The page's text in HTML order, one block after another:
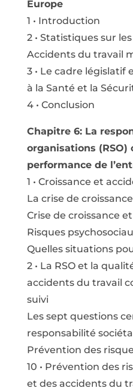
Europe
1 • Introduction
2 • Statistiques sur
Accidents du travail
3 • Le cadre législatif
à la Santé et la
4 • Conclusion
Chapitre 6: La
organisations (RSO)
performance de
1 • Croissance et
La crise de
Crise de croissance
Risques
Quelles situations
2 • La RSO et la
accidents du travail
suivi
Les sept questions
responsabilité
Prévention des
10 • Prévention des
et des accidents du